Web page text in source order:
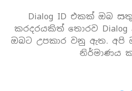
Dialog ID එකක් ඔබ
කරදරයකිත් තොරව Dialog
ඔබට උපකාර වනු ඇත. අපි
නිර්මාණය